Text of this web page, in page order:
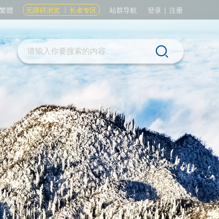
繁體 无障碍浏览 长者专区 站群导航 登录 | 注册